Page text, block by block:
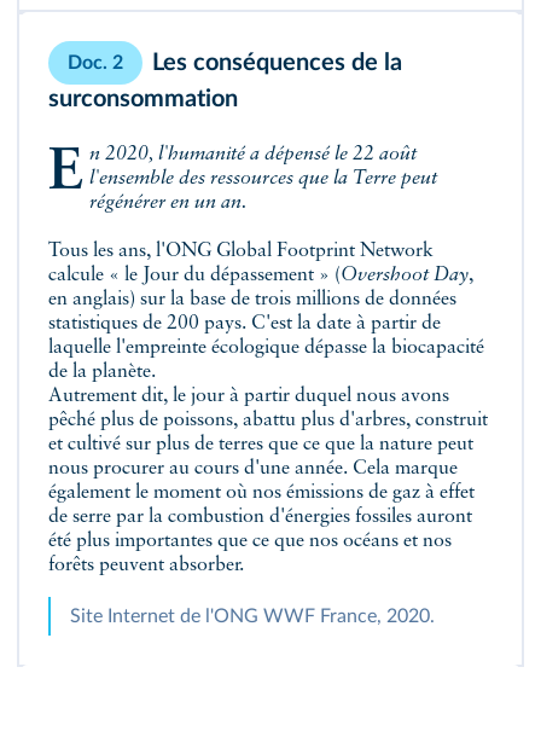
Doc. 2
Les conséquences de la
surconsommation
En 2020, l'humanité a dépensé le 22 août l'ensemble des ressources que la Terre peut
régénérer en un an.
Tous les ans, l'ONG Global Footprint Network
calcule « le Jour du dépassement » (Overshoot Day,
en anglais) sur la base de trois millions de données
statistiques de 200 pays. C'est la date à partir de
laquelle l'empreinte écologique dépasse la biocapacité
de la planète.
Autrement dit, le jour à partir duquel nous avons
pêché plus de poissons, abattu plus d'arbres, construit
et cultivé sur plus de terres que ce que la nature peut
nous procurer au cours d'une année. Cela marque
également le moment où nos émissions de gaz à effet
de serre par la combustion d'énergies fossiles auront
été plus importantes que ce que nos océans et nos
forêts peuvent absorber.
Site Internet de l'ONG WWF France, 2020.